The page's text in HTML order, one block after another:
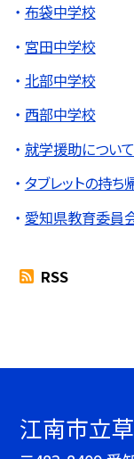
布袋中学校
宮田中学校
北部中学校
西部中学校
就学援助について
タブレットの持ち
愛知県教育委員
RSS
江南市立